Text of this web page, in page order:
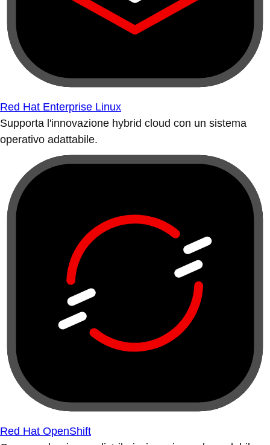
Red Hat Enterprise Linux
Supporta l'innovazione hybrid cloud con un sistema
operativo adattabile.
Red Hat OpenShift